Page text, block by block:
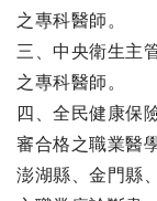
之專科醫師。
三、中央衛生主
之專科醫師。
四、全民健康保
審合格之職業醫
澎湖縣、金門縣